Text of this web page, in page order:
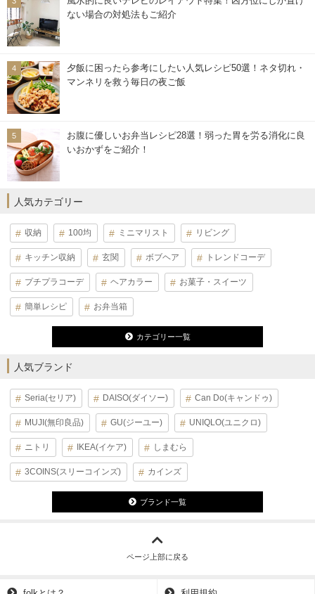
ない場合の対処法もご紹介
夕飯に困ったら参考にしたい人気レシピ50選！ネタ切れ・
マンネリを救う毎日の夜ご飯
お腹に優しいお弁当レシピ28選！弱った胃を労る消化に良
いおかずをご紹介！
人気カテゴリー
収納 100均 ミニマリスト リビング
キッチン収納 玄関 ボブヘア トレンドコーデ
プチプラコーデ ヘアカラー お菓子・スイーツ
簡単レシピ お弁当箱
カテゴリー一覧
人気ブランド
Seria(セリア) DAISO(ダイソー) Can Do(キャンドゥ)
MUJI(無印良品) GU(ジーユー) UNIQLO(ユニクロ)
ニトリ IKEA(イケア) しまむら
3COINS(スリーコインズ) カインズ
ブランド一覧
ページ上部に戻る